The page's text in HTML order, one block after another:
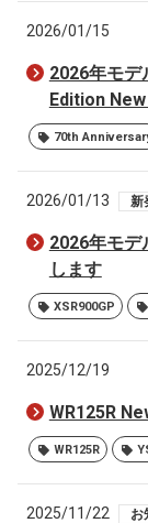
2026/01/15
2026年モ
Edition
70th
2026/01/13 新
2026年モ
します
XSR900GP
2025/12/19
WR125R
WR125R
2025/11/22 お